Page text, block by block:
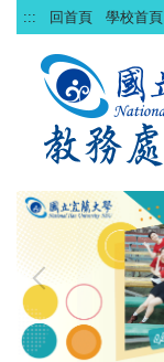
跳
到
::: 回首頁 學校首頁